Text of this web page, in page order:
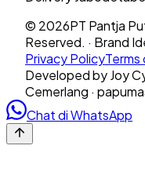
© 2026PT Pantja
Reserved. · Brand
Privacy Policy
Developed by Joy
Cemerlang ·
Chat di WhatsApp